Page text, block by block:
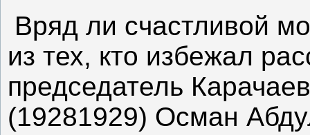
Вряд ли счастливой
из тех, кто избежал
председатель
(19281929) Осман